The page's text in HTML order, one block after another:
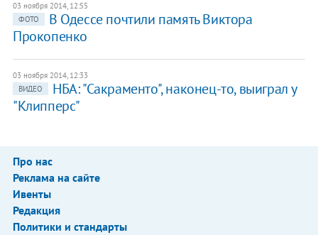
03 ноября 2014, 12:55
ФОТО
В Одессе почтили память Виктора
Прокопенко
03 ноября 2014, 12:33
ВИДЕО
НБА: "Сакраменто", наконец-то, выиграл у
"Клипперс"
Про нас
Реклама на сайте
Ивенты
Редакция
Политики и стандарты